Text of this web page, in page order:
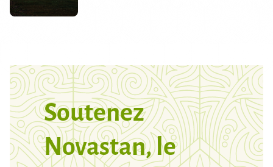
Soutenez
Novastan, le